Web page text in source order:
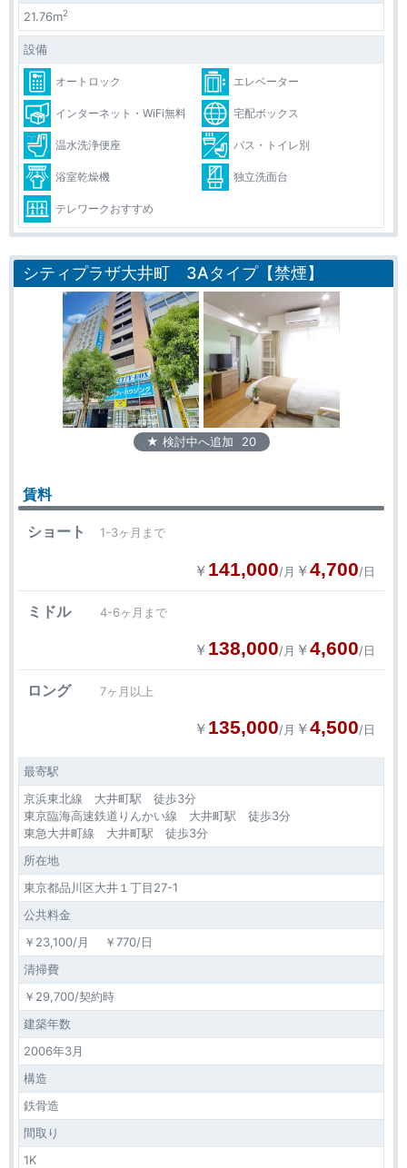
21.76m2
設備
オートロック エレベーター
インターネット・WiFi無料 宅配ボックス
温水洗浄便座 バス・トイレ別
浴室乾燥機 独立洗面台
テレワークおすすめ
シティプラザ大井町 3Aタイプ【禁煙】
★ 検討中へ追加 20
賃料
ショート 1-3ヶ月まで
￥ 141,000/月 ￥4,700/日
ミドル 4-6ヶ月まで
￥ 138,000/月 ￥4,600/日
ロング 7ヶ月以上
￥ 135,000/月 ￥4,500/日
最寄駅
京浜東北線 大井町駅 徒歩3分
東京臨海高速鉄道りんかい線 大井町駅 徒歩3分
東急大井町線 大井町駅 徒歩3分
所在地
東京都品川区大井１丁目27-1
公共料金
￥23,100/月 ￥770/日
清掃費
￥29,700/契約時
建築年数
2006年3月
構造
鉄骨造
間取り
1K